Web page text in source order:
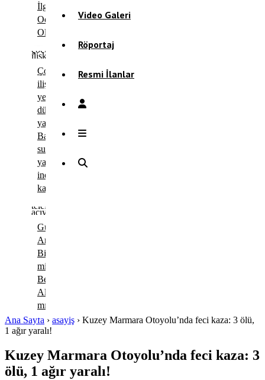
Video Galeri
Röportaj
Resmi İlanlar
İlgi
Odağı
Oldu
Çocuklara
ilişkin
yeni
düzenleme
yasalaştı:
Bazı
suçlarda
yaş
indirimi
kalkıyor
Gündemi
Artık
Biz
mi
Belirliyoruz,
Algoritmalar
mı?
Ana Sayfa › asayiş › Kuzey Marmara Otoyolu’nda feci kaza: 3 ölü,
1 ağır yaralı!
Kuzey Marmara Otoyolu’nda feci kaza: 3
ölü, 1 ağır yaralı!